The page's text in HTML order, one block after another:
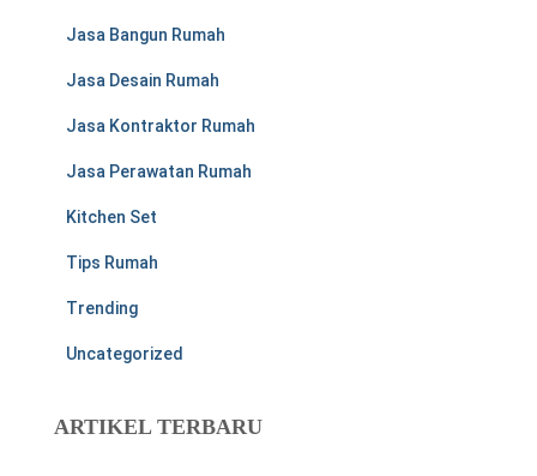
Jasa Bangun Rumah
Jasa Desain Rumah
Jasa Kontraktor Rumah
Jasa Perawatan Rumah
Kitchen Set
Tips Rumah
Trending
Uncategorized
ARTIKEL TERBARU